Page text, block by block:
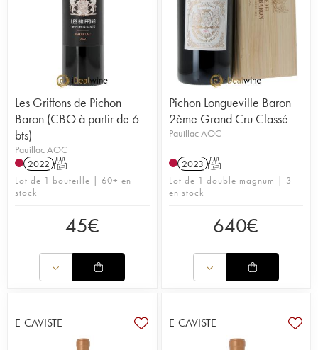
Les Griffons de Pichon
Baron (CBO à partir de 6
bts)
Pauillac AOC
2022 T
Lot de 1 bouteille | 60+ en
stock
45€
Pichon Longueville Baron
2ème Grand Cru Classé
Pauillac AOC
2023 T
Lot de 1 double magnum | 3
en stock
640€
E-CAVISTE E-CAVISTE